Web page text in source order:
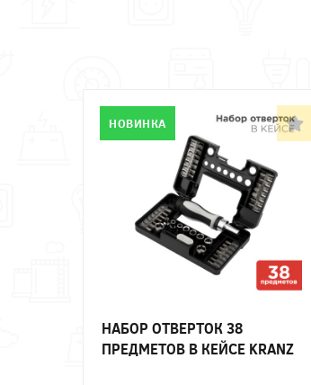
НАБОР ОТВЕРТОК 38
ПРЕДМЕТОВ В КЕЙСЕ KRANZ
НОВИНКА